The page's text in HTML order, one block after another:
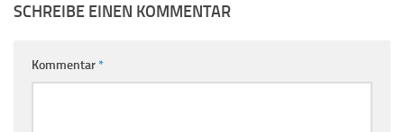
SCHREIBE EINEN KOMMENTAR
Kommentar*